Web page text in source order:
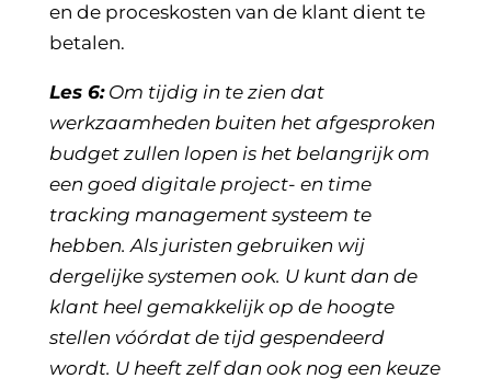
en de proceskosten van de klant dient te
betalen.
Les 6:Om tijdig in te zien dat
werkzaamheden buiten het afgesproken
budget zullen lopen is het belangrijk om
een goed digitale project- en time
tracking management systeem te
hebben. Als juristen gebruiken wij
dergelijke systemen ook. U kunt dan de
klant heel gemakkelijk op de hoogte
stellen vóórdat de tijd gespendeerd
wordt. U heeft zelf dan ook nog een keuze